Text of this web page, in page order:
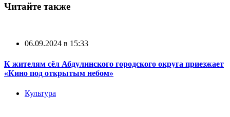
Читайте также
06.09.2024 в 15:33
К жителям сёл Абдулинского городского округа приезжает
«Кино под открытым небом»
Культура